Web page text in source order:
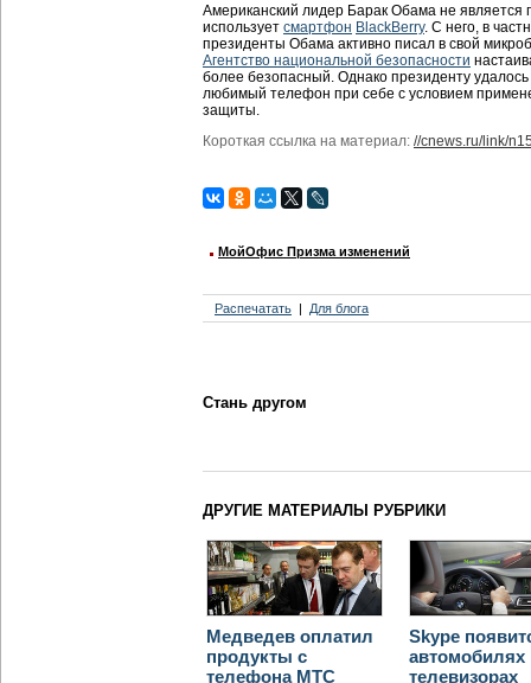
Американский лидер Барак Обама не является
использует смартфон BlackBerry. С него, в
президенты Обама активно писал в свой
Агентство национальной безопасности
более безопасный. Однако президенту
любимый телефон при себе с условием
защиты.
Короткая ссылка на материал: //cnews.ru/link/
МойОфис Призма изменений
Распечатать Для блога
Стань другом
ДРУГИЕ МАТЕРИАЛЫ РУБРИКИ
Медведев оплатил
продукты с
телефона МТС
Skype
автомобилях
телевизорах